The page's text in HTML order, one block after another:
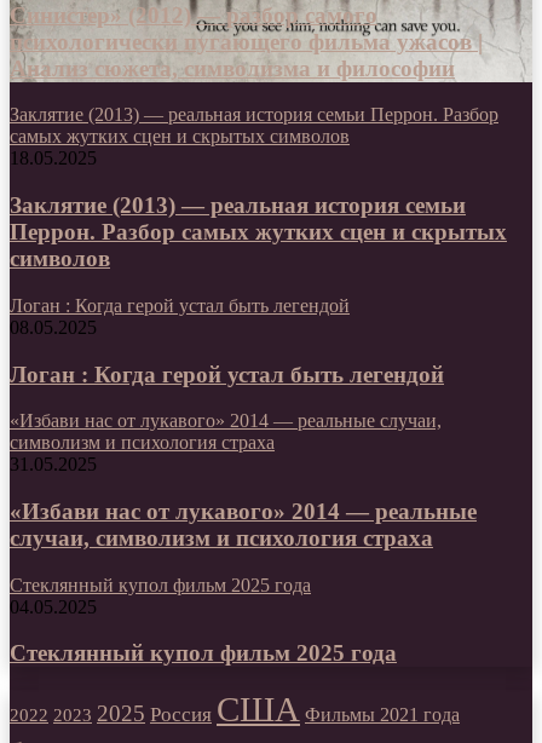
Синистер» (2012) — разбор самого
психологически пугающего фильма ужасов |
Анализ сюжета, символизма и философии
Заклятие (2013) — реальная история семьи Перрон. Разбор
самых жутких сцен и скрытых символов
18.05.2025
Заклятие (2013) — реальная история семьи
Перрон. Разбор самых жутких сцен и скрытых
символов
Логан : Когда герой устал быть легендой
08.05.2025
Логан : Когда герой устал быть легендой
«Избави нас от лукавого» 2014 — реальные случаи,
символизм и психология страха
31.05.2025
«Избави нас от лукавого» 2014 — реальные
случаи, символизм и психология страха
Стеклянный купол фильм 2025 года
04.05.2025
Стеклянный купол фильм 2025 года
2022 2023 2025 Россия США Фильмы 2021 года